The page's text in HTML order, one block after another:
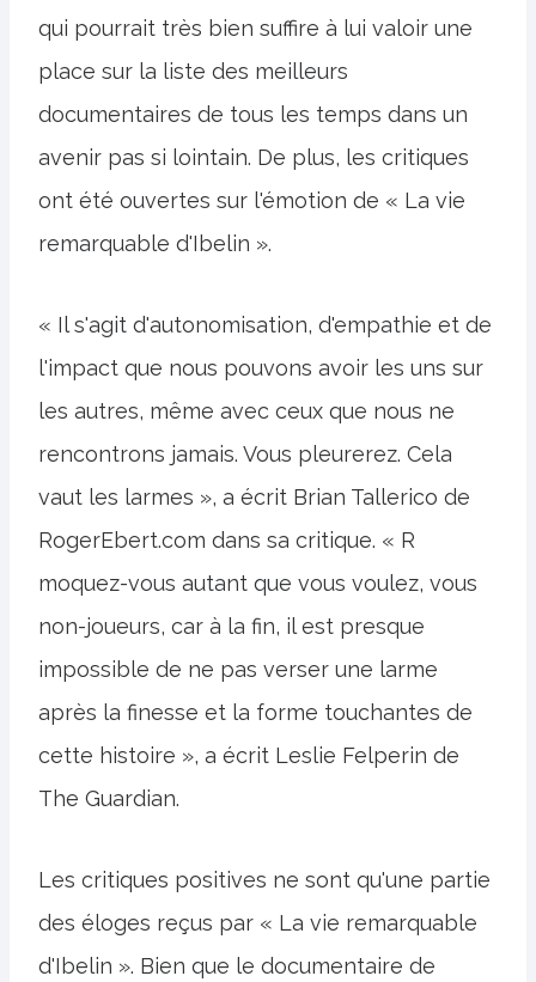
qui pourrait très bien suffire à lui valoir une
place sur la liste des meilleurs
documentaires de tous les temps dans un
avenir pas si lointain. De plus, les critiques
ont été ouvertes sur l'émotion de « La vie
remarquable d'Ibelin ».
« Il s'agit d'autonomisation, d'empathie et de
l'impact que nous pouvons avoir les uns sur
les autres, même avec ceux que nous ne
rencontrons jamais. Vous pleurerez. Cela
vaut les larmes », a écrit Brian Tallerico de
RogerEbert.com dans sa critique. « R
moquez-vous autant que vous voulez, vous
non-joueurs, car à la fin, il est presque
impossible de ne pas verser une larme
après la finesse et la forme touchantes de
cette histoire », a écrit Leslie Felperin de
The Guardian.
Les critiques positives ne sont qu'une partie
des éloges reçus par « La vie remarquable
d'Ibelin ». Bien que le documentaire de